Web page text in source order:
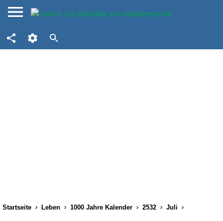
Startseite Leben 1000 Jahre Kalender 2532 Juli